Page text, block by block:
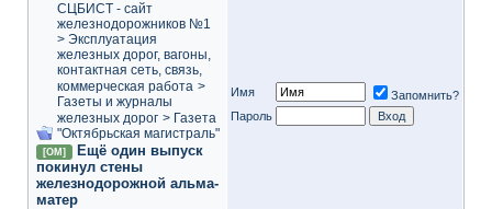
СЦБИСТ - сайт
железнодорожников №1
> Эксплуатация
железных дорог, вагоны,
контактная сеть, связь,
коммерческая работа >
Газеты и журналы
железных дорог > Газета
"Октябрьская магистраль"
[ОМ]
Ещё один выпуск
покинул стены
железнодорожной альма-
матер
Имя
Запомнить?
Пароль